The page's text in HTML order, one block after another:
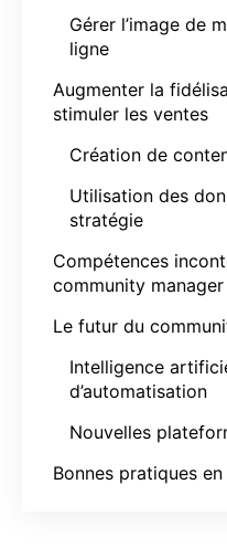
Gérer l’image de
ligne
Augmenter la
stimuler les ventes
Création de
Utilisation des
stratégie
Compétences
community manager
Le futur du
Intelligence
d’automatisation
Nouvelles
Bonnes pratiques